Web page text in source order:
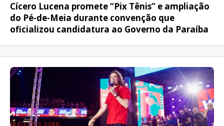
Cícero Lucena promete “Pix Tênis” e ampliação
do Pé-de-Meia durante convenção que
oficializou candidatura ao Governo da Paraíba
ELEIÇÕES 2026